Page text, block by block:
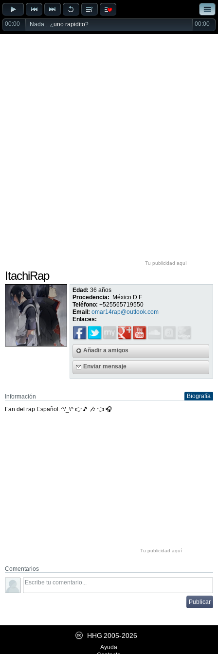
00:00 Nada... ¿uno rapidito? 00:00
Tu publicidad aquí
ItachiRap
Edad: 36 años
Procedencia:
México D.F.
Teléfono: +525565719550
Email: omar14rap@outlook.com
Enlaces:
Añadir a amigos
Enviar mensaje
Información
Biografía
Fan del rap Español. ^/_\^ 👉🎵 🎶 👈 🎧
Tu publicidad aquí
Comentarios
HHG 2005-2026
Ayuda